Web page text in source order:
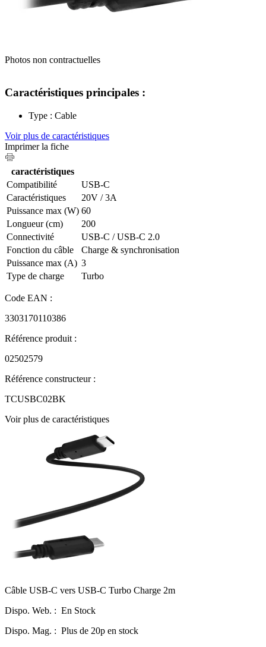
Photos non contractuelles
Caractéristiques principales :
Type : Cable
Voir plus de caractéristiques
Imprimer la fiche
caractéristiques
Compatibilité
USB-C
Caractéristiques
20V / 3A
Puissance max (W) 60
Longueur (cm)
200
Connectivité
USB-C / USB-C 2.0
Fonction du câble
Charge & synchronisation
Puissance max (A) 3
Type de charge
Turbo
Code EAN :
3303170110386
Référence produit :
02502579
Référence constructeur :
TCUSBC02BK
Voir plus de caractéristiques
Câble USB-C vers USB-C Turbo Charge 2m
Dispo. Web. : En Stock
Dispo. Mag. : Plus de 20p en stock